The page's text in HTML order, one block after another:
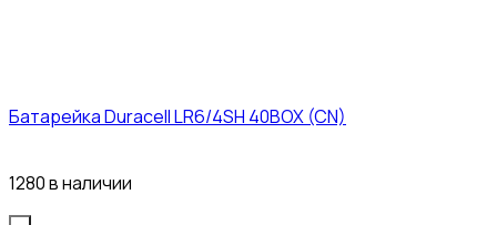
Батарейка Duracell LR6/4SH 40BOX (CN)
1280 в наличии